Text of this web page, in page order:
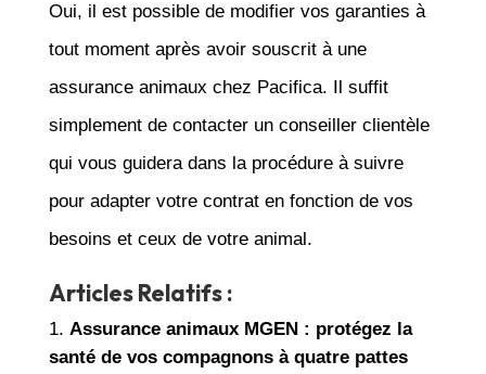
Oui, il est possible de modifier vos garanties à
tout moment après avoir souscrit à une
assurance animaux chez Pacifica. Il suffit
simplement de contacter un conseiller clientèle
qui vous guidera dans la procédure à suivre
pour adapter votre contrat en fonction de vos
besoins et ceux de votre animal.
Articles Relatifs :
Assurance animaux MGEN : protégez la
santé de vos compagnons à quatre pattes